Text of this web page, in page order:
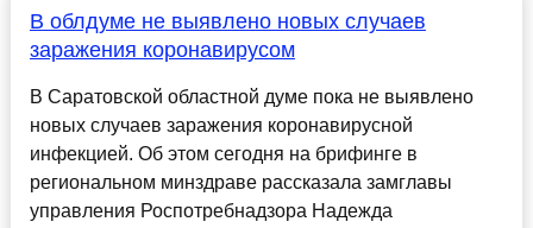
В облдуме не выявлено новых случаев
заражения коронавирусом
В Саратовской областной думе пока не выявлено
новых случаев заражения коронавирусной
инфекцией. Об этом сегодня на брифинге в
региональном минздраве рассказала замглавы
управления Роспотребнадзора Надежда